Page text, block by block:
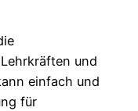
und
einfach und
für